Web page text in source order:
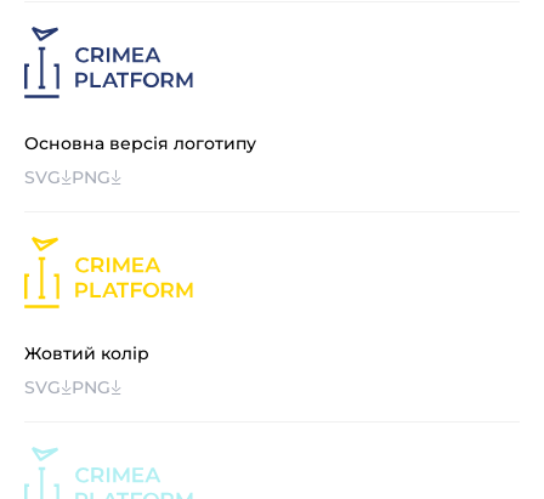
Основна версія логотипу
SVG
PNG
Жовтий колір
SVG
PNG